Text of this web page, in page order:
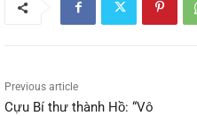
Previous article
Cựu Bí thư thành Hồ: “Vô